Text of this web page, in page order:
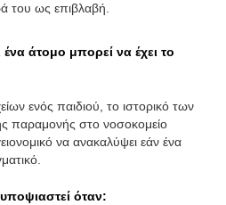
του ως επιβλαβή.
ένα άτομο μπορεί να έχει το
ενός παιδιού, το ιστορικό των
παραμονής στο νοσοκομείο
να ανακαλύψει εάν ένα
όταν: